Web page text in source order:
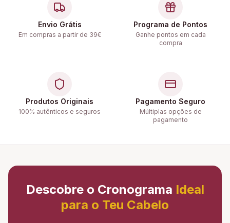
Envio Grátis
Em compras a partir de 39€
Programa de Pontos
Ganhe pontos em cada
compra
Produtos Originais
100% autênticos e seguros
Pagamento Seguro
Múltiplas opções de
pagamento
Descobre o Cronograma Ideal
para o Teu Cabelo